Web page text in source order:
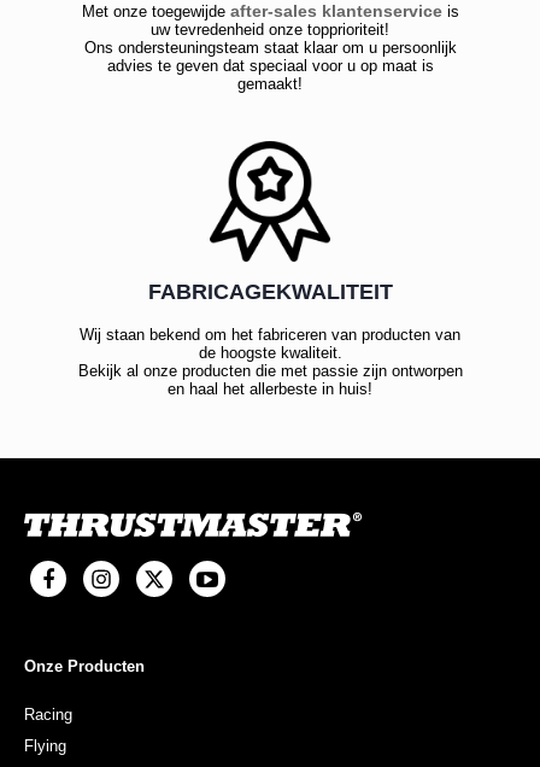
Met onze toegewijde after-sales klantenserviceis
uw tevredenheid onze topprioriteit!
Ons ondersteuningsteam staat klaar om u persoonlijk
advies te geven dat speciaal voor u op maat is
gemaakt!
FABRICAGEKWALITEIT
Wij staan bekend om het fabriceren van producten van
de hoogste kwaliteit.
Bekijk al onze producten die met passie zijn ontworpen
en haal het allerbeste in huis!
Onze Producten
Racing
Flying